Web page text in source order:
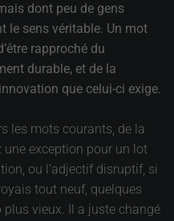
dont peu de gens
le sens véritable. Un mot
rapproché du
durable, et de la
que celui-ci exige.
les mots courants, de la
une exception pour un lot
ou l’adjectif disruptif, si
tout neuf, quelques
vieux. Il a juste changé